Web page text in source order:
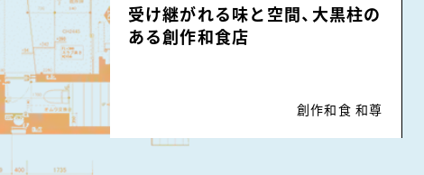
受け継がれる味と空間、大黒柱の
ある創作和食店
創作和食 和尊